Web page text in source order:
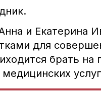
и Екатерина
для
брать на